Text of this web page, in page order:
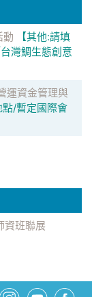
動
【其他:請填
灣鯛生態創意
運資金管理與
點/暫定國際會
資班聯展